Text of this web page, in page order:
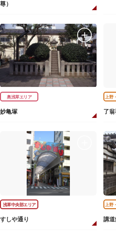
尊）
奥浅草エリア
妙亀塚
上野
了
浅草中央部エリア
すしや通り
上野
講